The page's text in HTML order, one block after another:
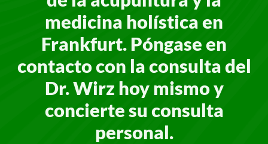
medicina holística en
Frankfurt. Póngase en
contacto con la consulta del
Dr. Wirz hoy mismo y
concierte su consulta
personal.